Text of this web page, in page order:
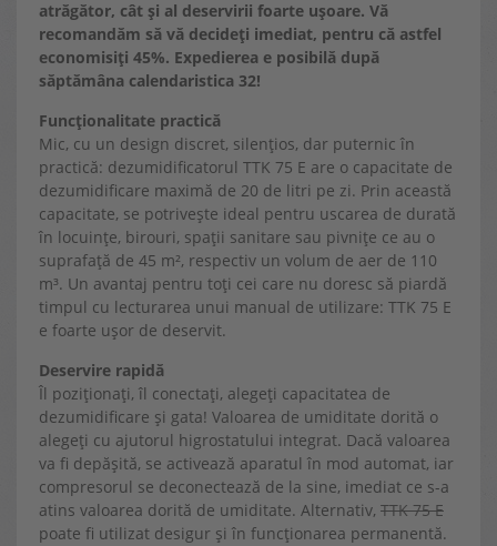
atrăgător, cât și al deservirii foarte ușoare. Vă
recomandăm să vă decideți imediat, pentru că astfel
economisiți 45%. Expedierea e posibilă după
săptămâna calendaristica 32!
Funcționalitate practică
Mic, cu un design discret, silențios, dar puternic în
practică: dezumidificatorul TTK 75 E are o capacitate de
dezumidificare maximă de 20 de litri pe zi. Prin această
capacitate, se potrivește ideal pentru uscarea de durată
în locuințe, birouri, spații sanitare sau pivnițe ce au o
suprafață de 45 m², respectiv un volum de aer de 110
m³. Un avantaj pentru toți cei care nu doresc să piardă
timpul cu lecturarea unui manual de utilizare: TTK 75 E
e foarte ușor de deservit.
Deservire rapidă
Îl poziționați, îl conectați, alegeți capacitatea de
dezumidificare și gata! Valoarea de umiditate dorită o
alegeți cu ajutorul higrostatului integrat. Dacă valoarea
va fi depășită, se activează aparatul în mod automat, iar
compresorul se deconectează de la sine, imediat ce s-a
atins valoarea dorită de umiditate. Alternativ, TTK 75 E
poate fi utilizat desigur și în funcționarea permanentă.